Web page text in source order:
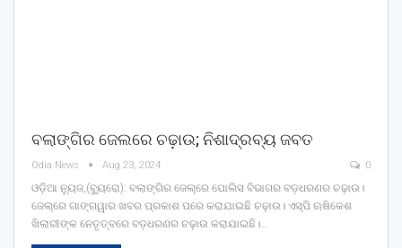
ବଲାଙ୍ଗିର ଜେଲରେ ଚଢ଼ାଉ; ନିଶାଦ୍ରବ୍ୟ ଜବତ
Odia News Aug 23, 2024 0
ଓଡ଼ିଆ ନ୍ୟୁଜ,(ବ୍ୟୁରୋ): ବଲାଙ୍ଗିର ଜେଲ୍‌ରେ ପୋଲିସ ବିଭାଗର ବଡ଼ଧରଣର ଚଢ଼ାଉ।
ଜେଲ୍‌ରେ ଗାଙ୍ଗୱାର ଖବର ପ୍ରକାଶ ପରେ କରାଯାଇଛି ଚଢ଼ାଉ। ଏସ୍‌ପି ଋଷିକେଶ
ଖିଲାରୀଙ୍କ ନେତୃତ୍ବରେ ବଡ଼ଧରଣର ଚଢ଼ାଉ କରାଯାଇଛି।…